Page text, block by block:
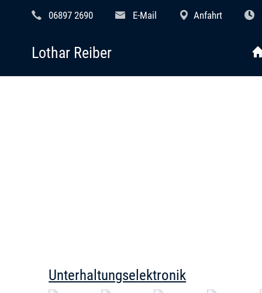
06897 2690 E-Mail Anfahrt
Lothar Reiber
Unterhaltungselektronik